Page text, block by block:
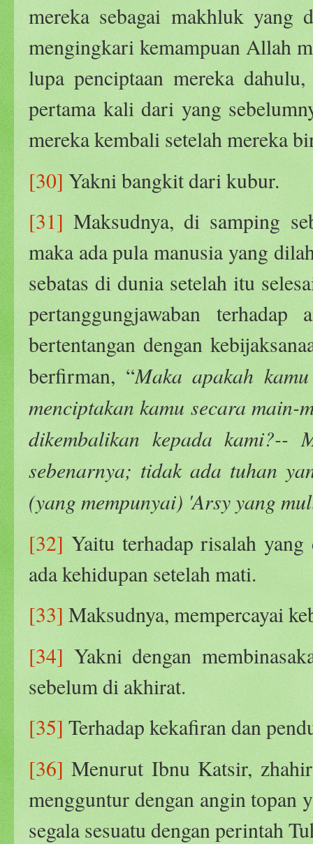
mereka sebagai makhluk yang
mengingkari kemampuan Allah
lupa penciptaan mereka
pertama kali dari yang
mereka kembali setelah mereka
[30] Yakni bangkit dari kubur.
[31] Maksudnya, di samping
maka ada pula manusia yang
sebatas di dunia setelah itu
pertanggungjawaban
bertentangan dengan
berfirman, “Maka apakah
menciptakan kamu secara
dikembalikan kepada
sebenarnya; tidak ada tuhan
(yang mempunyai) 'Arsy yang
[32] Yaitu terhadap risalah yang
ada kehidupan setelah mati.
[33] Maksudnya, mempercayai
[34] Yakni dengan
sebelum di akhirat.
[35] Terhadap kekafiran dan
[36] Menurut Ibnu Katsir,
mengguntur dengan angin topan
segala sesuatu dengan perintah